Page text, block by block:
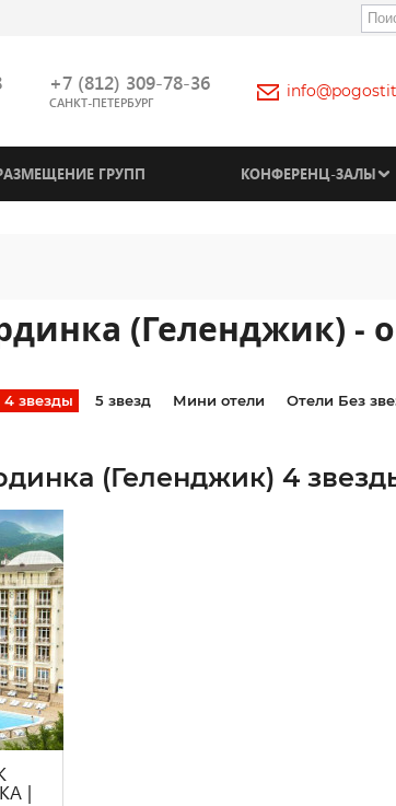
+7 (812) 309-78-36
САНКТ-ПЕТЕРБУРГ
ГРУПП КОНФЕРЕНЦ-ЗАЛЫ
(Геленджик) -
4 звезды 5 звезд Мини отели Отели Без
(Геленджик) 4
|